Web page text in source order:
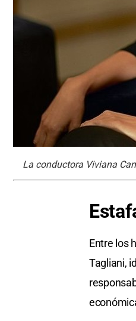
La conductora Viviana
Entre los
Tagliani,